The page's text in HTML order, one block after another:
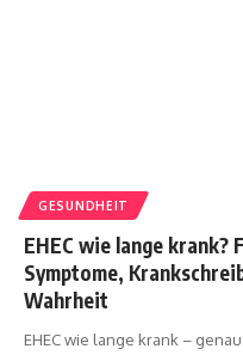
GESUNDHEIT
EHEC wie lange krank?
Symptome,
Wahrheit
EHEC wie lange krank –